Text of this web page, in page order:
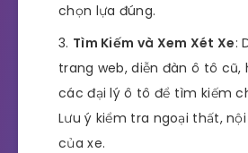
chọn lựa đúng.
Tìm Kiếm và Xem Xét Xe:
trang web, diễn đàn ô tô cũ,
các đại lý ô tô để tìm kiếm
Lưu ý kiểm tra ngoại thất,
của xe.